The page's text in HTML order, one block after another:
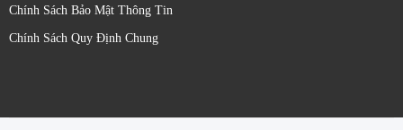
Chính Sách Bảo Mật Thông Tin
Chính Sách Quy Định Chung